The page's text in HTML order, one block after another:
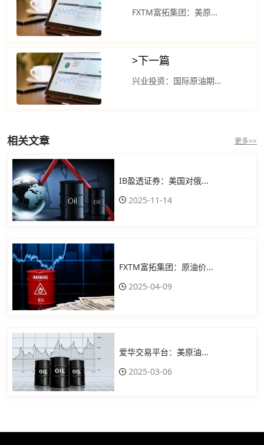
FXTM富拓集团：美原油窄幅震荡油价周二下跌近1%
>下一篇
兴业投资：国际原油期价继续回升 美联储降息预期调整
相关文章 更多>>
IB盈透证券：美国对俄...
2025-11-14
FXTM富拓集团：原油价...
2025-04-09
爱华交易平台：美原油...
2025-03-06